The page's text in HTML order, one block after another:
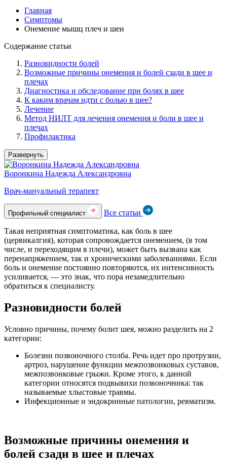
Главная
Симптомы
Онемение мышц плеч и шеи
Содержание статьи
Разновидности болей
Возможные причины онемения и болей сзади в шее и
плечах
Диагностика и обследование при болях в шее
К каким врачам идти с болью в шее?
Лечение
Метод НИЛТ для лечения онемения и боли в шее и
плечах
Профилактика
Развернуть
Воронкина Надежда Александровна
Врач-мануальный терапевт
Профильный специалист Все статьи
Такая неприятная симптоматика, как боль в шее
(цервикалгия), которая сопровождается онемением, (в том
числе, и переходящим в плечи), может быть вызвана как
перенапряжением, так и хроническими заболеваниями. Если
боль и онемение постоянно повторяются, их интенсивность
усиливается, — это знак, что пора незамедлительно
обратиться к специалисту.
Разновидности болей
Условно причины, почему болит шея, можно разделить на 2
категории:
Болезни позвоночного столба. Речь идет про протрузии,
артроз, нарушение функции межпозвонковых суставов,
межпозвонковые грыжи. Кроме этого, к данной
категории относятся подвывихи позвоночника: так
называемые хлыстовые травмы.
Инфекционные и эндокринные патологии, ревматизм.
Возможные причины онемения и
болей сзади в шее и плечах